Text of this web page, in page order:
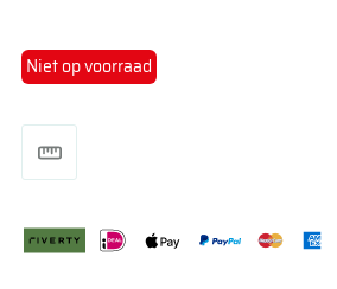
Niet op voorraad